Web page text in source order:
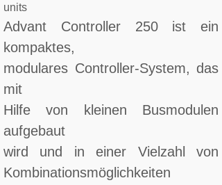
units
Advant Controller 250 ist ein
kompaktes,
modulares Controller-System, das
mit
Hilfe von kleinen Busmodulen
aufgebaut
wird und in einer Vielzahl von
Kombinationsmöglichkeiten